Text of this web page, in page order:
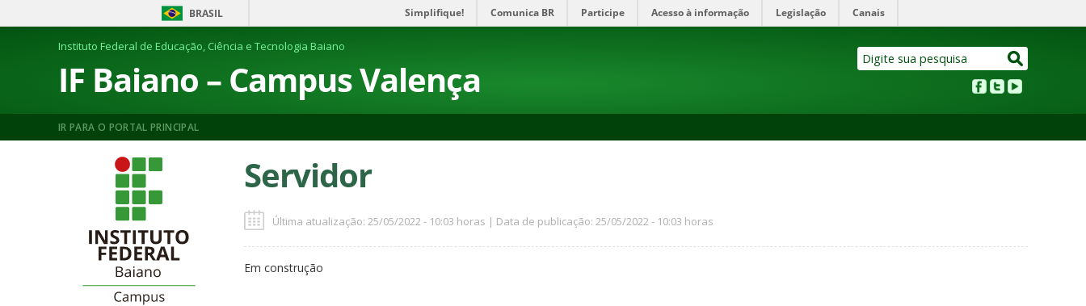
BRASIL Simplifique! Comunica BR Participe Acesso à informação Legislação Canais
Instituto Federal de Educação, Ciência e Tecnologia Baiano
IF Baiano – Campus Valença
IR PARA O PORTAL PRINCIPAL
Servidor
Última atualização: 25/05/2022 - 10:03 horas | Data de publicação: 25/05/2022 - 10:03 horas
Em construção